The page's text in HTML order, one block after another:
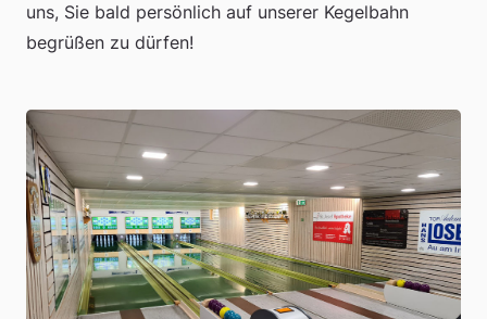
uns, Sie bald persönlich auf unserer Kegelbahn
begrüßen zu dürfen!